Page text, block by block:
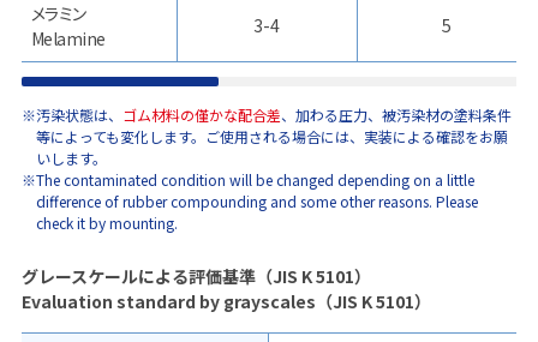
メラミン
Melamine
3-4 5
※汚染状態は、 ゴム材料の僅かな配合差、加わる圧力、被汚染材の塗料条件
等によっても変化します。ご使用される場合には、実装による確認をお願
いします。
※The contaminated condition will be changed depending on a little
difference of rubber compounding and some other reasons. Please
check it by mounting.
グレースケールによる評価基準（JIS K 5101）
Evaluation standard by grayscales（JIS K 5101）